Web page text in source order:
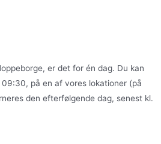
er det for én dag. Du kan
på en af vores lokationer (på
den efterfølgende dag, senest kl.